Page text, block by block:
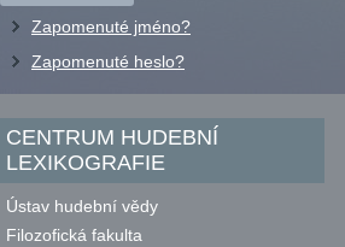
Zapomenuté jméno?
Zapomenuté heslo?
CENTRUM HUDEBNÍ
LEXIKOGRAFIE
Ústav hudební vědy
Filozofická fakulta